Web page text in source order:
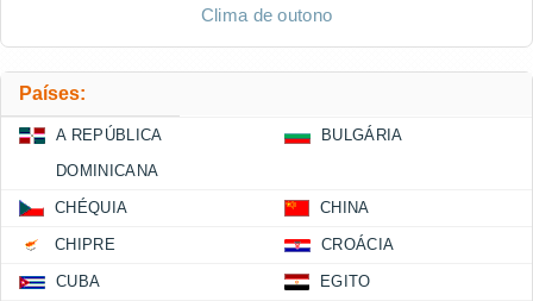
Clima de outono
Países:
A REPÚBLICA
DOMINICANA
BULGÁRIA
CHÉQUIA CHINA
CHIPRE CROÁCIA
CUBA EGITO